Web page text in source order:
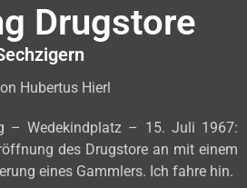
Drugstore
Hubertus Hierl
– Wedekindplatz – 15. Juli 1967:
des Drugstore an mit einem
eines Gammlers. Ich fahre hin.